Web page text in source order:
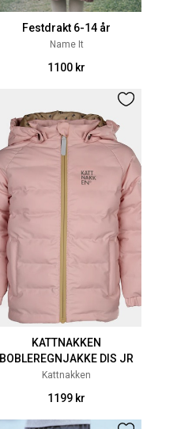
Festdrakt 6-14 år
Name It
1100 kr
KATTNAKKEN
BOBLEREGNJAKKE DIS JR
Kattnakken
1199 kr